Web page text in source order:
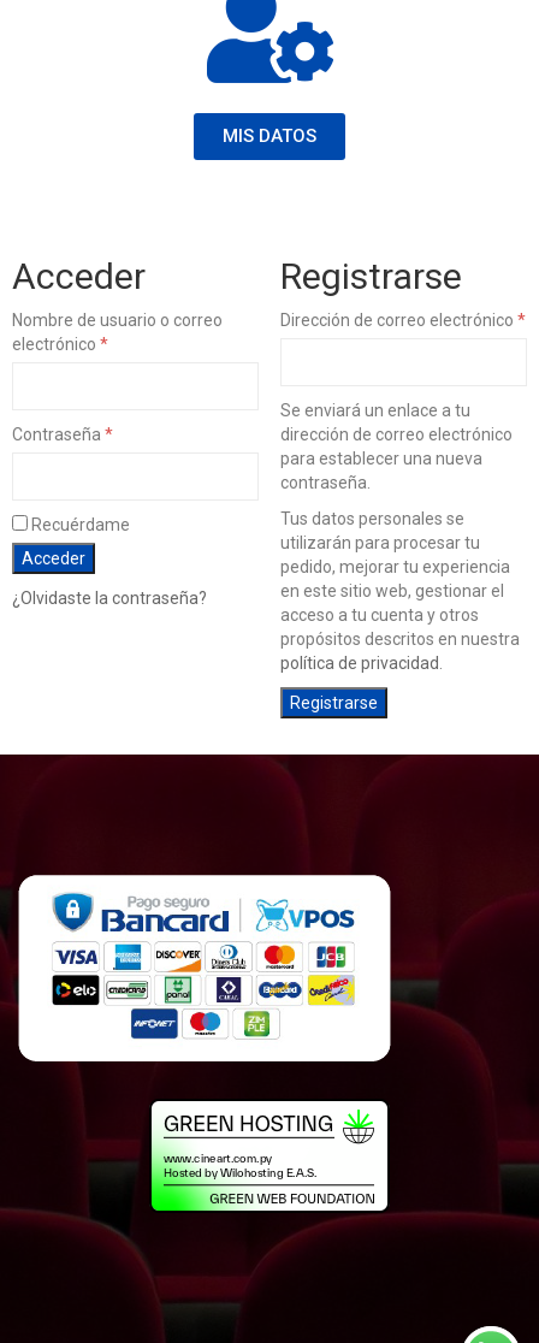
MIS DATOS
Acceder
Nombre de usuario o correo
electrónico *
Contraseña *
Recuérdame
Acceder
¿Olvidaste la contraseña?
Registrarse
Dirección de correo electrónico *
Se enviará un enlace a tu
dirección de correo electrónico
para establecer una nueva
contraseña.
Tus datos personales se
utilizarán para procesar tu
pedido, mejorar tu experiencia
en este sitio web, gestionar el
acceso a tu cuenta y otros
propósitos descritos en nuestra
política de privacidad
Registrarse